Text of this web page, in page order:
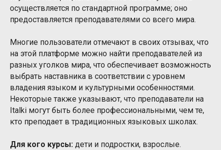
осуществляется по стандартной программе; оно
предоставляется преподавателями со всего мира.
Многие пользователи отмечают в своих отзывах, что
на этой платформе можно найти преподавателей из
разных уголков мира, что обеспечивает возможность
выбрать наставника в соответствии с уровнем
владения языком и культурными особенностями.
Некоторые также указывают, что преподаватели на
Italki могут быть более профессиональными, чем те,
кто преподает в традиционных языковых школах.
Для кого курсы: дети и подростки, взрослые.